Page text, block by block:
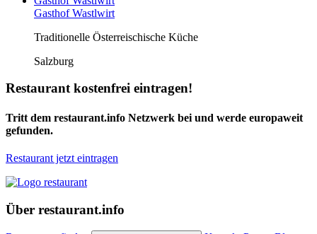
Gasthof Wastlwirt
Traditionelle Österreischische Küche
Salzburg
Restaurant kostenfrei eintragen!
Tritt dem restaurant.info Netzwerk bei und werde europaweit
gefunden.
Restaurant jetzt eintragen
Über restaurant.info